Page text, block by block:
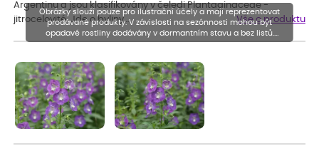
Argentinu a jsou klasifikovány v čeledi Plantaginaceae -
jitrocelovité. Jde o byliny…
Vše o produktu
Obrázky slouží pouze pro ilustrační účely a mají reprezentovat
prodávané produkty. V závislosti na sezónnosti mohou být
opadavé rostliny dodávány v dormantním stavu a bez listů.
Rostliny mohou být také sestřiženy níže, než je uvedená výška,